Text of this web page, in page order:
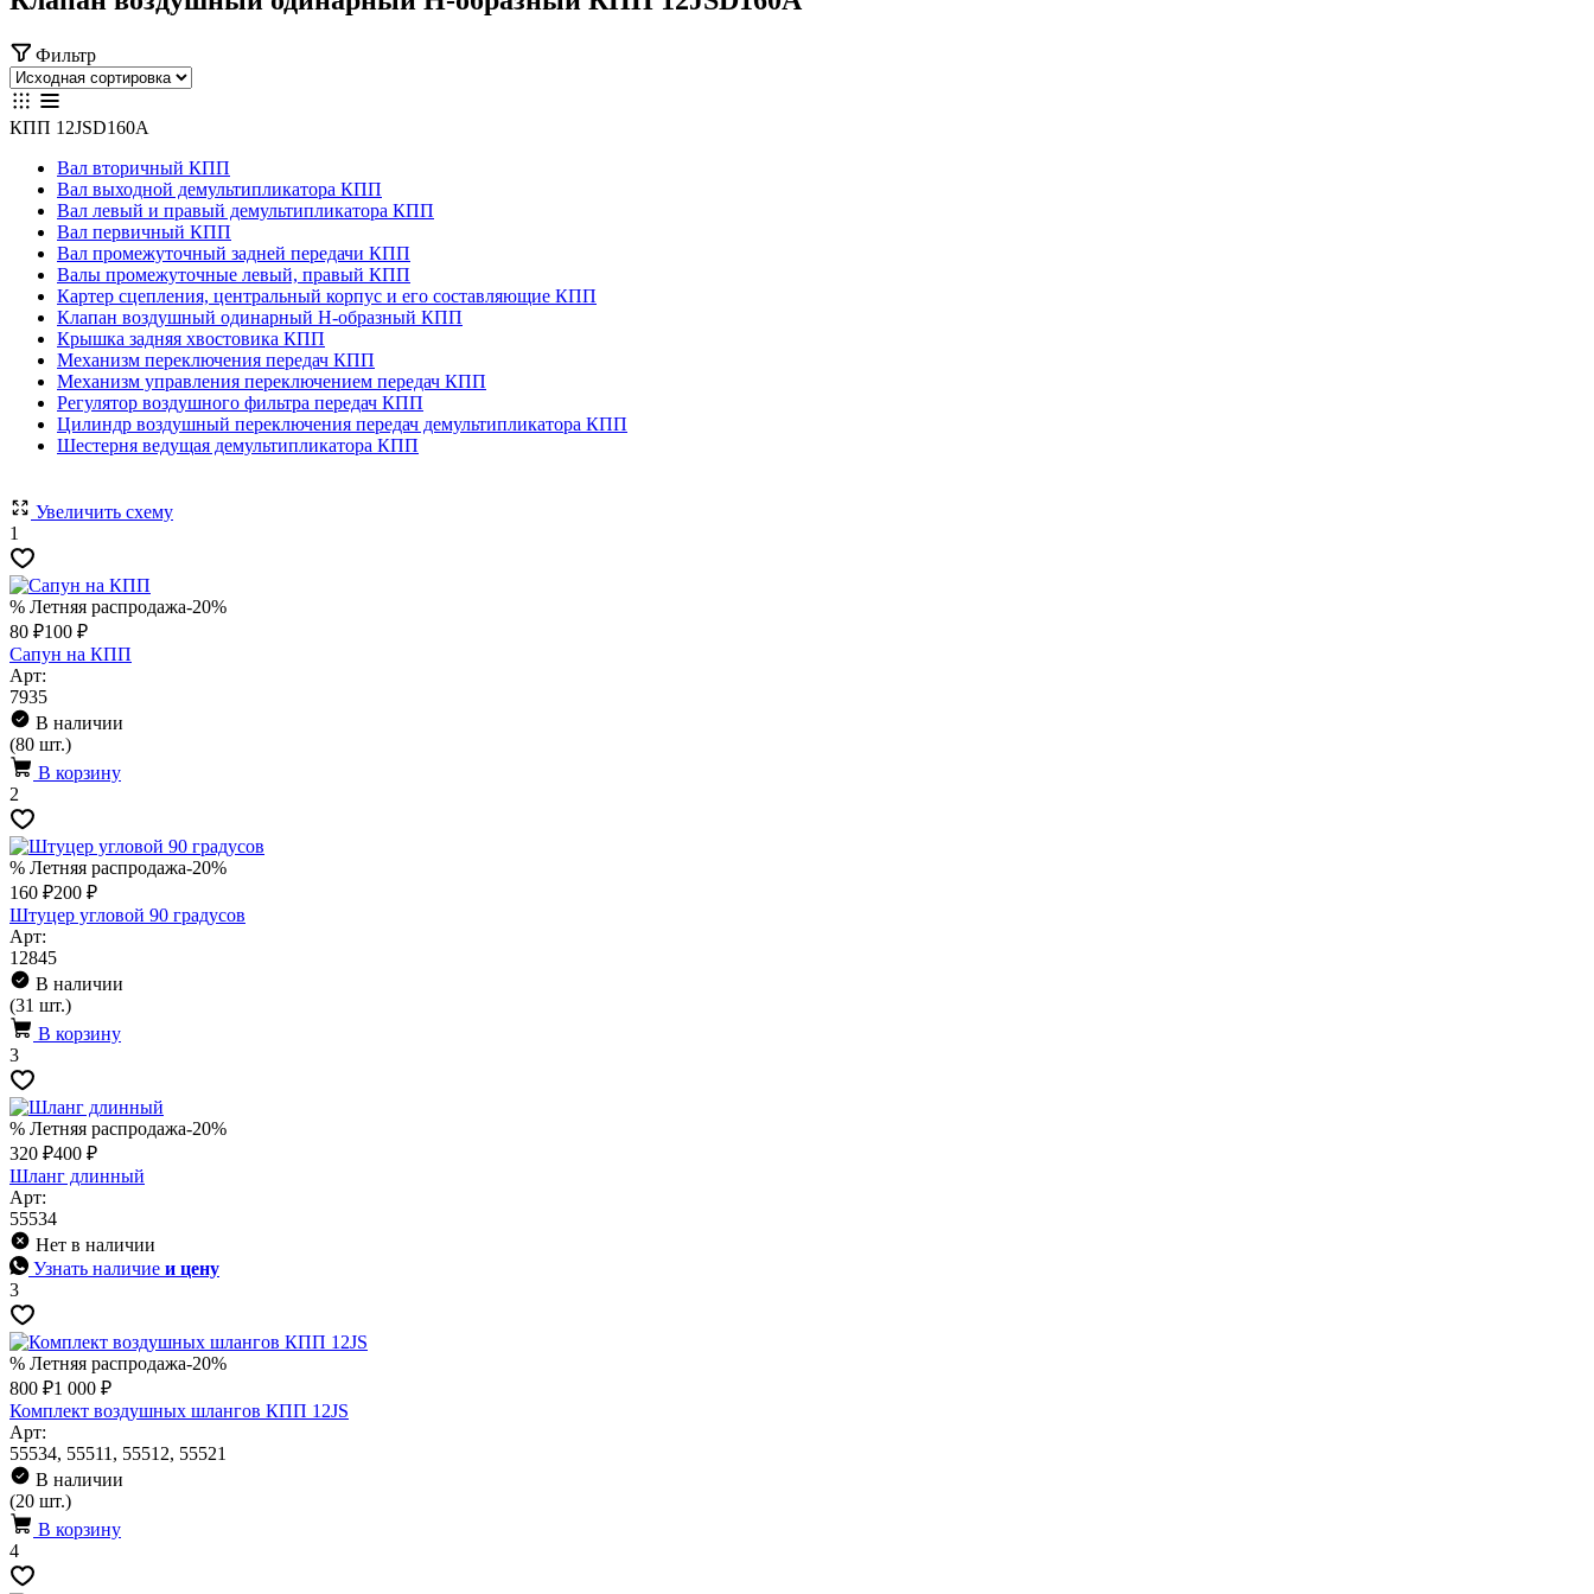
Фильтр
КПП 12JSD160A
Вал вторичный КПП
Вал выходной демультипликатора КПП
Вал левый и правый демультипликатора КПП
Вал первичный КПП
Вал промежуточный задней передачи КПП
Валы промежуточные левый, правый КПП
Картер сцепления, центральный корпус и его составляющие КПП
Клапан воздушный одинарный Н-образный КПП
Крышка задняя хвостовика КПП
Механизм переключения передач КПП
Механизм управления переключением передач КПП
Регулятор воздушного фильтра передач КПП
Цилиндр воздушный переключения передач демультипликатора КПП
Шестерня ведущая демультипликатора КПП
Увеличить схему
1
% Летняя распродажа-20%
80 ₽100 ₽
Сапун на КПП
Арт:
7935
В наличии
(80 шт.)
В корзину
2
% Летняя распродажа-20%
160 ₽200 ₽
Штуцер угловой 90 градусов
Арт:
12845
В наличии
(31 шт.)
В корзину
3
% Летняя распродажа-20%
320 ₽400 ₽
Шланг длинный
Арт:
55534
Нет в наличии
Узнать наличие и цену
3
% Летняя распродажа-20%
800 ₽1 000 ₽
Комплект воздушных шлангов КПП 12JS
Арт:
55534, 55511, 55512, 55521
В наличии
(20 шт.)
В корзину
4